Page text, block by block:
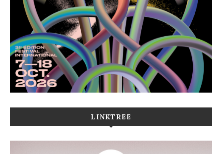
LINKTREE